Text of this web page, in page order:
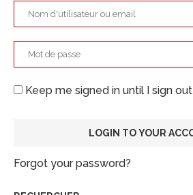
Keep me signed in until I sign out
Forgot your password?